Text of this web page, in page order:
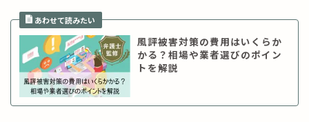
風評被害対策の費用はいくらか
かる？相場や業者選びのポイン
トを解説